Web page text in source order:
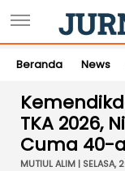
Beranda News
TKA 2026,
Cuma 40-
MUTIUL ALIM |